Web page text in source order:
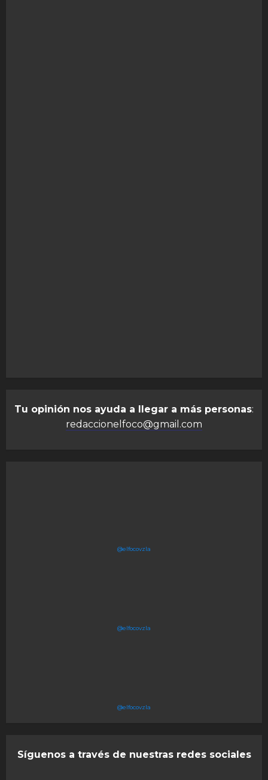
Tu opinión nos ayuda a llegar a más personas:
redaccionelfoco@gmail.com
@elfocovzla
@elfocovzla
@elfocovzla
Síguenos a través de nuestras redes sociales